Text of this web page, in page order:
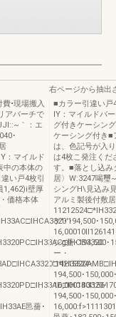
•現場搬入
アバーチで
｀：エ
･
：マイルド
中の本体の
い戸4枚引
1,462)i壁厚
価格本体
･
･
･
邑薔･
右ページから抽出
■カラー引違い戸
IY：マイルドバ
グ付きケーシン
ケーシング付き■
は、色記号が入
は4枚こ発注くだ
す。■落とし込み
居〉W:3247喝璽
シングH\見込み
アルミ製後付敷
ケ'･194,500･
シg薔･194,500･
ー・
194,500･
194,500･